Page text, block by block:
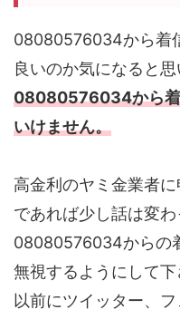
08080576034から着
良いのか気になると思
08080576034から着
いけません。
高金利のヤミ金業者
であれば少し話は変わ
08080576034からの
無視するようにして下
以前にツイッター、